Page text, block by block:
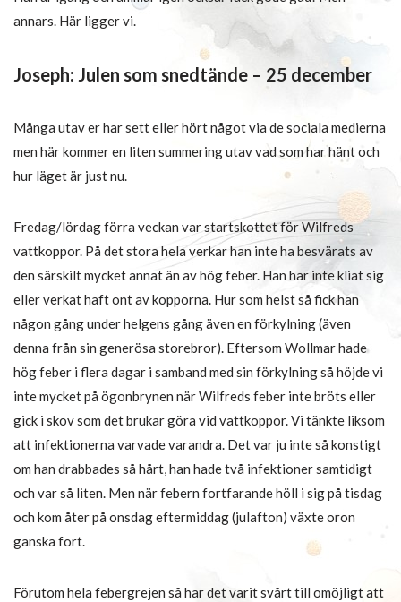
annars. Här ligger vi.
Joseph: Julen som snedtände – 25 december
Många utav er har sett eller hört något via de sociala medierna
men här kommer en liten summering utav vad som har hänt och
hur läget är just nu.
Fredag/lördag förra veckan var startskottet för Wilfreds
vattkoppor. På det stora hela verkar han inte ha besvärats av
den särskilt mycket annat än av hög feber. Han har inte kliat sig
eller verkat haft ont av kopporna. Hur som helst så fick han
någon gång under helgens gång även en förkylning (även
denna från sin generösa storebror). Eftersom Wollmar hade
hög feber i flera dagar i samband med sin förkylning så höjde vi
inte mycket på ögonbrynen när Wilfreds feber inte bröts eller
gick i skov som det brukar göra vid vattkoppor. Vi tänkte liksom
att infektionerna varvade varandra. Det var ju inte så konstigt
om han drabbades så hårt, han hade två infektioner samtidigt
och var så liten. Men när febern fortfarande höll i sig på tisdag
och kom åter på onsdag eftermiddag (julafton) växte oron
ganska fort.
Förutom hela febergrejen så har det varit svårt till omöjligt att